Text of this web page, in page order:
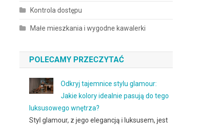
Kontrola dostępu
Małe mieszkania i wygodne kawalerki
POLECAMY PRZECZYTAĆ
Odkryj tajemnice stylu glamour:
Jakie kolory idealnie pasują do tego
luksusowego wnętrza?
Styl glamour, z jego elegancją i luksusem, jest